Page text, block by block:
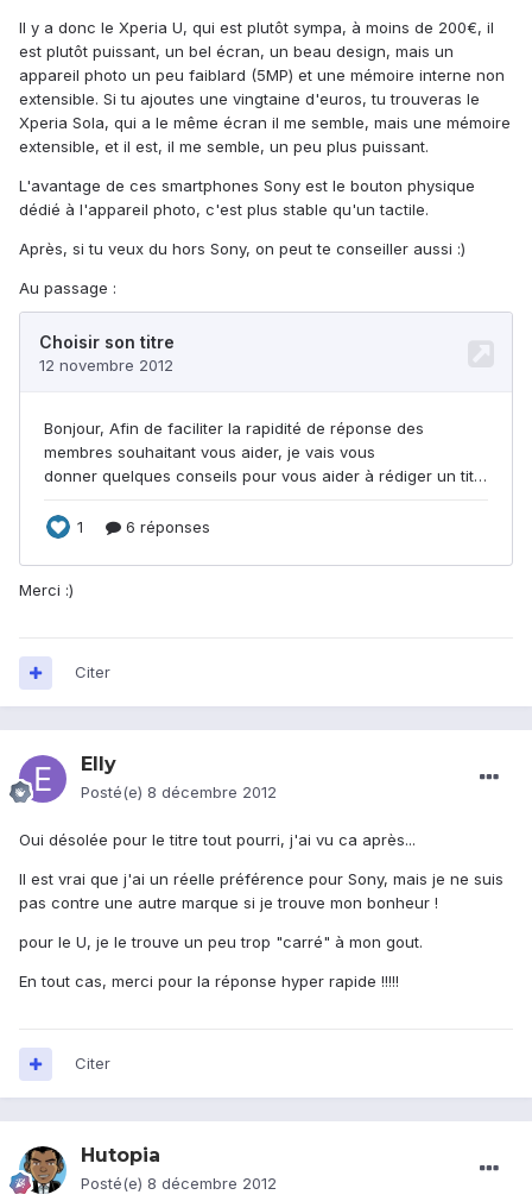
Il y a donc le Xperia U, qui est plutôt sympa, à moins de 200€, il
est plutôt puissant, un bel écran, un beau design, mais un
appareil photo un peu faiblard (5MP) et une mémoire interne non
extensible. Si tu ajoutes une vingtaine d'euros, tu trouveras le
Xperia Sola, qui a le même écran il me semble, mais une mémoire
extensible, et il est, il me semble, un peu plus puissant.
L'avantage de ces smartphones Sony est le bouton physique
dédié à l'appareil photo, c'est plus stable qu'un tactile.
Après, si tu veux du hors Sony, on peut te conseiller aussi :)
Au passage :
Merci :)
Citer
Elly
Posté(e) 8 décembre 2012
Oui désolée pour le titre tout pourri, j'ai vu ca après...
Il est vrai que j'ai un réelle préférence pour Sony, mais je ne suis
pas contre une autre marque si je trouve mon bonheur !
pour le U, je le trouve un peu trop "carré" à mon gout.
En tout cas, merci pour la réponse hyper rapide !!!!!
Citer
Hutopia
Posté(e) 8 décembre 2012